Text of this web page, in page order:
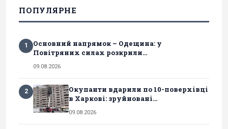
ПОПУЛЯРНЕ
1
Основний напрямок – Одещина: у
Повітряних силах розкрили...
09.08.2026
2
Окупанти вдарили по 10-поверхівці
в Харкові: зруйновані...
09.08.2026